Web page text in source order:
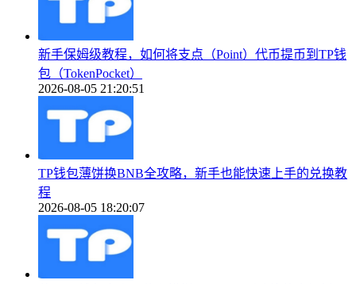
新手保姆级教程，如何将支点（Point）代币提币到TP钱
包（TokenPocket）
2026-08-05 21:20:51
TP钱包薄饼换BNB全攻略，新手也能快速上手的兑换教
程
2026-08-05 18:20:07